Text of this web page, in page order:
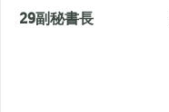
29副秘書長